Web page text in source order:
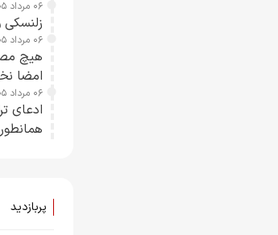
۰۶ مرداد ۱۴۰۵ / ۱۸:۵۲
۰۶ مرداد ۱۴۰۵ / ۱۸:۲۶
هیچ
امضا
قانون
۰۶ مرداد ۱۴۰۵ / ۱۶:۵۳
ادعای
پربازدید